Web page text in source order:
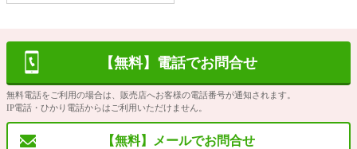
【無料】電話でお問合せ
無料電話をご利用の場合は、販売店へお客様の電話番号が通知されます。
IP電話・ひかり電話からはご利用いただけません。
【無料】メールでお問合せ